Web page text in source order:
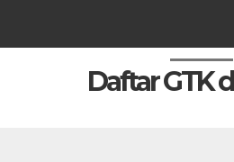
Daftar GTK